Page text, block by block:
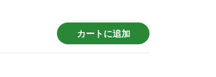
カートに追加